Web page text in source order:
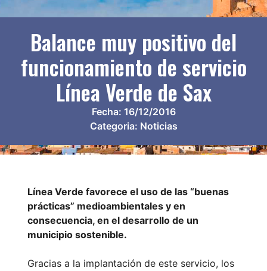
Balance muy positivo del
funcionamiento de servicio
Línea Verde de Sax
Fecha: 16/12/2016
Categoria: Noticias
Línea Verde favorece el uso de las “buenas
prácticas” medioambientales y en
consecuencia, en el desarrollo de un
municipio sostenible.
Gracias a la implantación de este servicio, los